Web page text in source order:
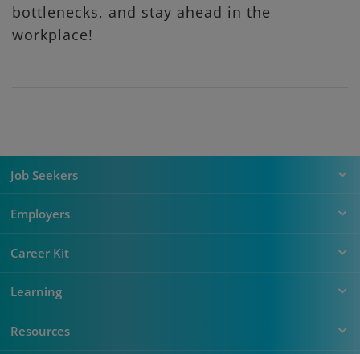
bottlenecks, and stay ahead in the
workplace!
Job Seekers
Employers
Career Kit
Learning
Resources